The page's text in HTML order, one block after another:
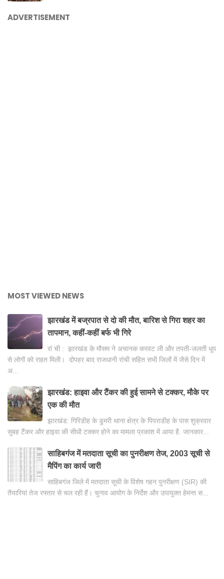
ADVERTISEMENT
MOST VIEWED NEWS
झारखंड में बज्रपात से दो की मौत, बारिश से गिरा शहर का
तापमान, कहीं-कहीं बर्फ भी गिरे
रां ची : झारखंड के मौसम ने अचानक करवट ली और तपती-जलती धूप
से लोगों को राहत मिली। दोपहर बाद राजधानी रांची सहित सभी जिलों में जैसे दिन में
अ...
झारखंड: हाइवा और टैंकर की हुई सामने से टक्कर, मौके पर
एक की मौत
झारखंड: गिरिडीह के डुमरी थाना क्षेत्र के पिपराडीह के पास शुक्रवार
सुबह टैंकर और हाइवा की सीधी टक्कर होने का मामला प्रकाश में आया है. जानकार...
साहिबगंज में मतदाता सूची का पुनरीक्षण तेज, 2003 सूची से
मैपिंग का कार्य जारी
साहिबगंज जिले में मतदाता सूची के विशेष गहन पुनरीक्षण (SIR) की
तैयारियां तेज रफ्तार से चल रही हैं। चुनाव आयोग के निर्देश और उपायुक्त हेमन्त स...